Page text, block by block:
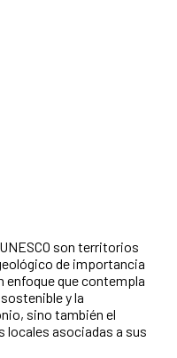
son territorios
de importancia
enfoque que contempla
y la
sino también el
locales asociadas a sus